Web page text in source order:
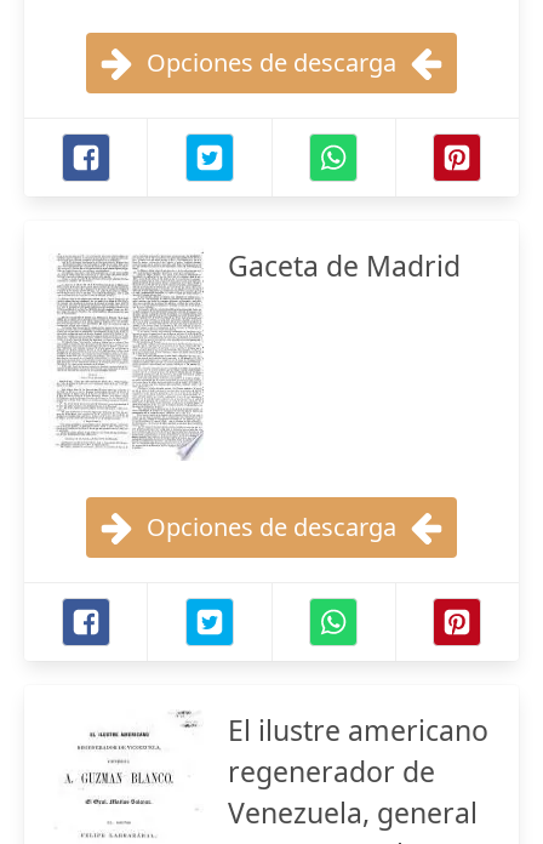
Opciones de descarga
Gaceta de Madrid
Opciones de descarga
El ilustre americano
regenerador de
Venezuela, general